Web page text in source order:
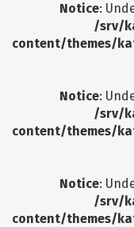
Notice:
/srv/
content/themes/
Notice:
/srv/
content/themes/
Notice:
/srv/
content/themes/